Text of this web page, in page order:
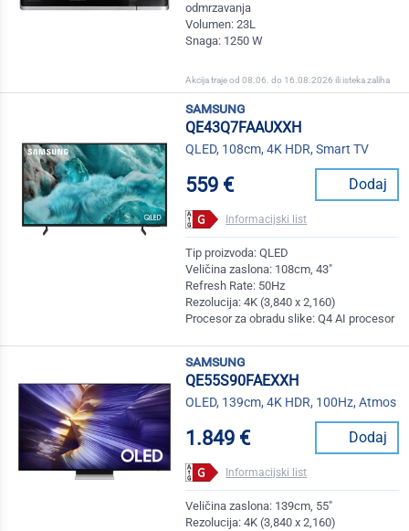
odmrzavanja
Volumen: 23L
Snaga: 1250 W
Akcija traje od 08.06. do 16.08.2026 ili isteka zaliha
samsung
QE43Q7FAAUXXH
QLED, 108cm, 4K HDR, Smart TV
559 € Dodaj
Informacijski list
Tip proizvoda: QLED
Veličina zaslona: 108cm, 43"
Refresh Rate: 50Hz
Rezolucija: 4K (3,840 x 2,160)
Procesor za obradu slike: Q4 AI procesor
samsung
QE55S90FAEXXH
OLED, 139cm, 4K HDR, 100Hz, Atmos
1.849 € Dodaj
Informacijski list
Veličina zaslona: 139cm, 55"
Rezolucija: 4K (3,840 x 2,160)